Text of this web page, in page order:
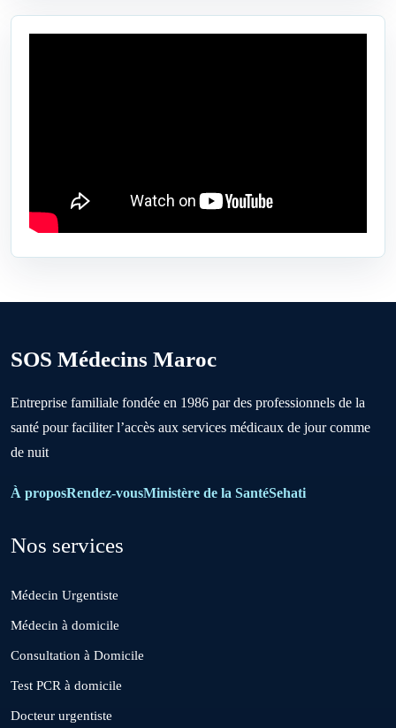
Tit Mellil
Ben Ahmed
Boujniba
Boulanouare
Bouznika
Deroua
El Borouj
El Gara
Guisser
SOS Médecins Maroc
Entreprise familiale fondée en 1986 par des professionnels de la
santé pour faciliter l’accès aux services médicaux de jour comme
de nuit
À proposRendez-vousMinistère de la SantéSehati
Nos services
Médecin Urgentiste
Médecin à domicile
Consultation à Domicile
Test PCR à domicile
Docteur urgentiste